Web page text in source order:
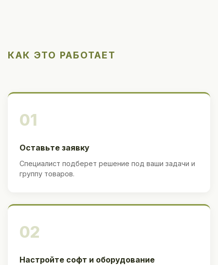
КАК ЭТО РАБОТАЕТ
01
Оставьте заявку
Специалист подберет решение под ваши задачи и
группу товаров.
02
Настройте софт и оборудование